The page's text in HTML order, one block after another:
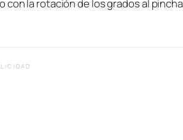
la rotación de los grados al